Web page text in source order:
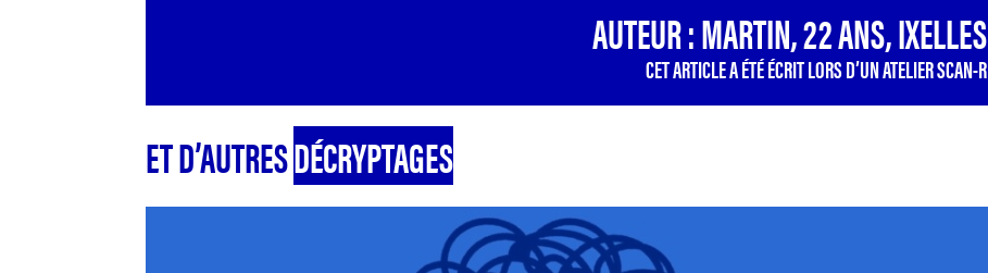
AUTEUR : MARTIN, 22 ANS, IXELLES
CET ARTICLE A ÉTÉ ÉCRIT LORS D’UN ATELIER SCAN-R
ET D’AUTRESDÉCRYPTAGES